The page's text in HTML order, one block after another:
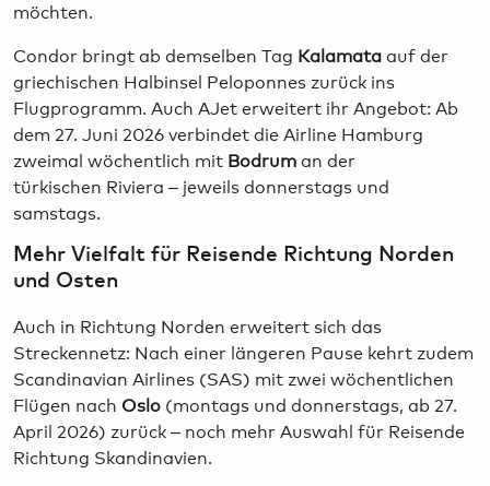
möchten.
Condor bringt ab demselben Tag Kalamataauf der
griechischen Halbinsel Peloponnes zurück ins
Flugprogramm. Auch AJet erweitert ihr Angebot: Ab
dem 27. Juni 2026 verbindet die Airline Hamburg
zweimal wöchentlich mit Bodruman der
türkischen Riviera – jeweils donnerstags und
samstags.
Mehr Vielfalt für Reisende Richtung Norden
und Osten
Auch in Richtung Norden erweitert sich das
Streckennetz: Nach einer längeren Pause kehrt zudem
Scandinavian Airlines (SAS) mit zwei wöchentlichen
Flügen nach Oslo (montags und donnerstags, ab 27.
April 2026) zurück – noch mehr Auswahl für Reisende
Richtung Skandinavien.